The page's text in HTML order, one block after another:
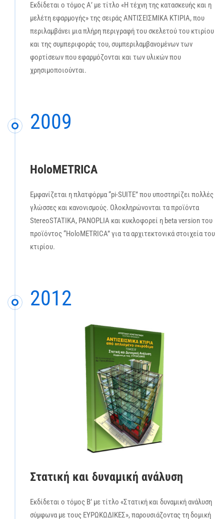
Εκδίδεται ο τόμος Α’ με τίτλο «Η τέχνη της κατασκευής και η
μελέτη εφαρμογής» της σειράς ΑΝΤΙΣΕΙΣΜΙΚΑ ΚΤΙΡΙΑ, που
περιλαμβάνει μια πλήρη περιγραφή του σκελετού του κτιρίου
και της συμπεριφοράς του, συμπεριλαμβανομένων των
φορτίσεων που εφαρμόζονται και των υλικών που
χρησιμοποιούνται.
2009
HoloMETRICA
Εμφανίζεται η πλατφόρμα “pi-SUITE” που υποστηρίζει πολλές
γλώσσες και κανονισμούς. Ολοκληρώνονται τα προϊόντα
StereoSTATIKA, PANOPLIA και κυκλοφορεί η beta version του
προϊόντος “HoloMETRICA” για τα αρχιτεκτονικά στοιχεία του
κτιρίου.
2012
Στατική και δυναμική ανάλυση
Εκδίδεται ο τόμος Β’ με τίτλο «Στατική και δυναμική ανάλυση
σύμφωνα με τους ΕΥΡΩΚΩΔΙΚΕΣ», παρουσιάζοντας τη δομική